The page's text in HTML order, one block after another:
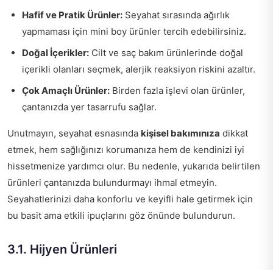
Hafif ve Pratik Ürünler: Seyahat sırasında ağırlık
yapmaması için mini boy ürünler tercih edebilirsiniz.
Doğal İçerikler: Cilt ve saç bakım ürünlerinde doğal
içerikli olanları seçmek, alerjik reaksiyon riskini azaltır.
Çok Amaçlı Ürünler: Birden fazla işlevi olan ürünler,
çantanızda yer tasarrufu sağlar.
Unutmayın, seyahat esnasında kişisel bakımınıza dikkat
etmek, hem sağlığınızı korumanıza hem de kendinizi iyi
hissetmenize yardımcı olur. Bu nedenle, yukarıda belirtilen
ürünleri çantanızda bulundurmayı ihmal etmeyin.
Seyahatlerinizi daha konforlu ve keyifli hale getirmek için
bu basit ama etkili ipuçlarını göz önünde bulundurun.
3.1. Hijyen Ürünleri